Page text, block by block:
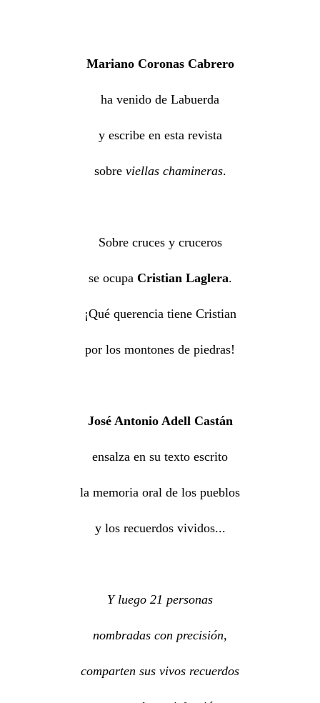
Mariano Coronas Cabrero
ha venido de Labuerda
y escribe en esta revista
sobre viellas chamineras.
Sobre cruces y cruceros
se ocupa Cristian Laglera.
¡Qué querencia tiene Cristian
por los montones de piedras!
José Antonio Adell Castán
ensalza en su texto escrito
la memoria oral de los pueblos
y los recuerdos vividos...
Y luego 21 personas
nombradas con precisión,
comparten sus vivos recuerdos